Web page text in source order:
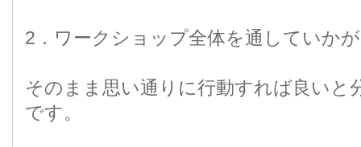
2．ワークショップ全体を通していか
そのまま思い通りに行動すれば良いと
です。